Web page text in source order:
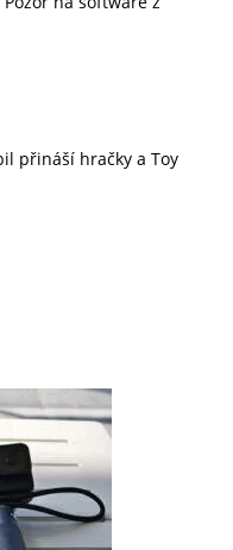
přináší hračky a Toy